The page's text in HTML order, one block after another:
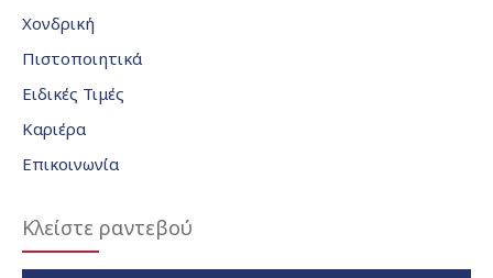
Χονδρική
Πιστοποιητικά
Ειδικές Τιμές
Καριέρα
Επικοινωνία
Κλείστε ραντεβού